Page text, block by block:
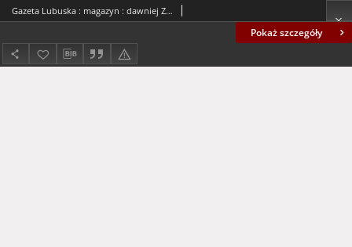
Pokaż szczegóły
Gazeta Lubuska : magazyn : dawniej Zielonogórska-Gorzowska R. XLII [właśc. XLIII], nr 177 (30/31 lipca 1994). - Wyd. 1